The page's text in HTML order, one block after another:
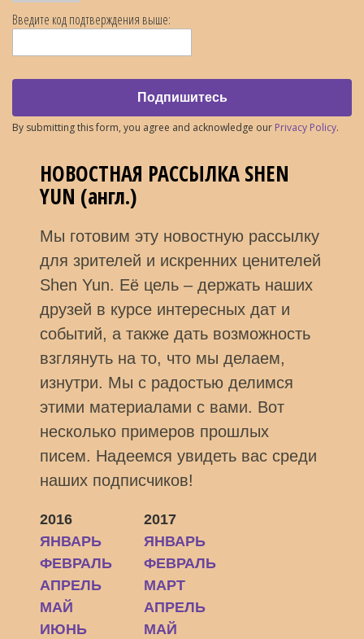
Введите код подтверждения выше:
Подпишитесь
By submitting this form, you agree and acknowledge our Privacy Policy.
НОВОСТНАЯ РАССЫЛКА SHEN
YUN (англ.)
Мы готовим эту новостную рассылку
для зрителей и искренних ценителей
Shen Yun. Её цель – держать наших
друзей в курсе интересных дат и
событий, а также дать возможность
взглянуть на то, что мы делаем,
изнутри. Мы с радостью делимся
этими материалами с вами. Вот
несколько примеров прошлых
писем. Надеемся увидеть вас среди
наших подписчиков!
2016
ЯНВАРЬ
ФЕВРАЛЬ
АПРЕЛЬ
МАЙ
ИЮНЬ
2017
ЯНВАРЬ
ФЕВРАЛЬ
МАРТ
АПРЕЛЬ
МАЙ